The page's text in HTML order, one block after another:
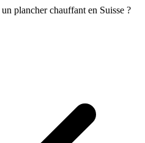
plancher chauffant en Suisse ?